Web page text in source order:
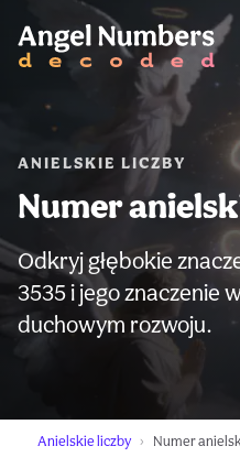
ANIELSKIE LICZBY
Numer
Odkryj głębokie
3535 i jego znaczenie
duchowym rozwoju.
Anielskie liczby Numer
OSTRZEŻENIE: